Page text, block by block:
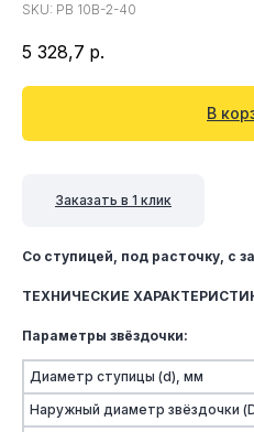
SKU: PB 10B-2-40
5 328,7 р.
В
Заказать в 1 клик
Со ступицей, под расточку, c
ТЕХНИЧЕСКИЕ
Параметры звёздочки:
Диаметр ступицы (d), мм
Наружный диаметр звёздочки